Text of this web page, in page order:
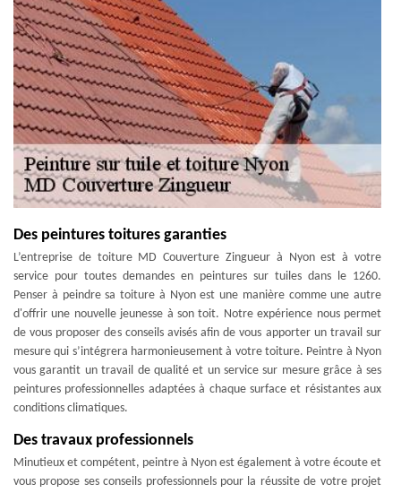
Des peintures toitures garanties
L’entreprise de toiture MD Couverture Zingueur à Nyon est à votre
service pour toutes demandes en peintures sur tuiles dans le 1260.
Penser à peindre sa toiture à Nyon est une manière comme une autre
d'offrir une nouvelle jeunesse à son toit. Notre expérience nous permet
de vous proposer des conseils avisés afin de vous apporter un travail sur
mesure qui s’intégrera harmonieusement à votre toiture. Peintre à Nyon
vous garantit un travail de qualité et un service sur mesure grâce à ses
peintures professionnelles adaptées à chaque surface et résistantes aux
conditions climatiques.
Des travaux professionnels
Minutieux et compétent, peintre à Nyon est également à votre écoute et
vous propose ses conseils professionnels pour la réussite de votre projet